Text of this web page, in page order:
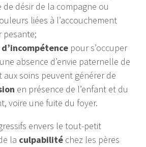
de désir de la compagne ou
liées à l’accouchement
pesante;
d’incompétence pour s’occuper
absence d’envie paternelle de
aux soins peuvent générer de
en présence de l’enfant et du
voire une fuite du foyer.
envers le tout-petit
la culpabilité chez les pères